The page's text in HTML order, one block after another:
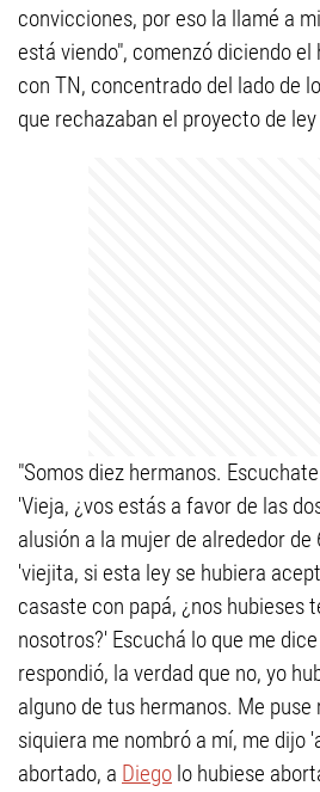
convicciones, por eso la llamé a
está viendo", comenzó diciendo el
con TN, concentrado del lado de
que rechazaban el proyecto de
"Somos diez hermanos.
'Vieja, ¿vos estás a favor de las
alusión a la mujer de alrededor de
'viejita, si esta ley se hubiera
casaste con papá, ¿nos hubieses
nosotros?' Escuchá lo que me
respondió, la verdad que no, yo
alguno de tus hermanos. Me puse
siquiera me nombró a mí, me dijo
abortado, a Diego lo hubiese